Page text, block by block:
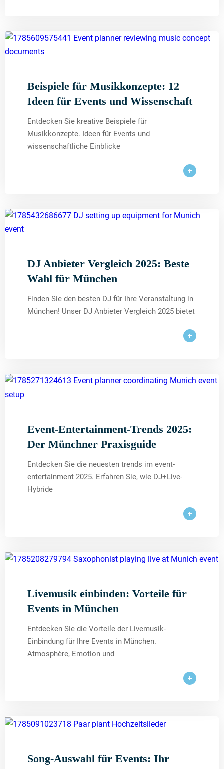
Beispiele für Musikkonzepte: 12
Ideen für Events und Wissenschaft
Entdecken Sie kreative Beispiele für
Musikkonzepte. Ideen für Events und
wissenschaftliche Einblicke
DJ Anbieter Vergleich 2025: Beste
Wahl für München
Finden Sie den besten DJ für Ihre Veranstaltung in
München! Unser DJ Anbieter Vergleich 2025 bietet
Event-Entertainment-Trends 2025:
Der Münchner Praxisguide
Entdecken Sie die neuesten trends im event-
entertainment 2025. Erfahren Sie, wie DJ+Live-
Hybride
Livemusik einbinden: Vorteile für
Events in München
Entdecken Sie die Vorteile der Livemusik-
Einbindung für Ihre Events in München.
Atmosphère, Emotion und
Song-Auswahl für Events: Ihr